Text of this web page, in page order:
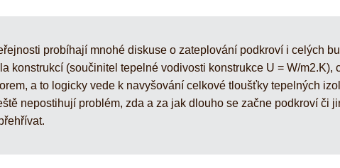
probíhají mnohé diskuse o zateplování podkroví i celých
konstrukcí (součinitel tepelné vodivosti konstrukce U = W/m2.K),
a to logicky vede k navyšování celkové tloušťky tepelných
nepostihují problém, zda a za jak dlouho se začne podkroví či